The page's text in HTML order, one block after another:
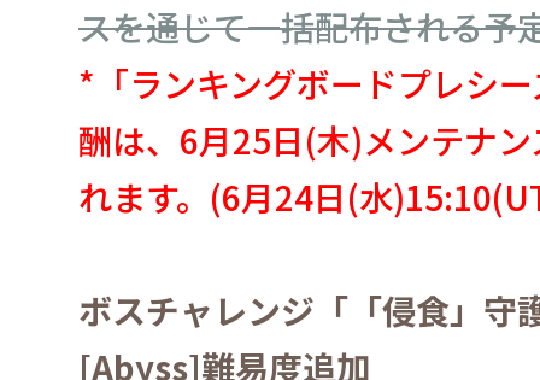
スを通じて一括配布される予
* 「ランキングボードプレシ
酬は、6月25日(木)メンテナ
れます。(6月24日(水
ボスチャレンジ「「侵食」守
[Abyss]難易度追加